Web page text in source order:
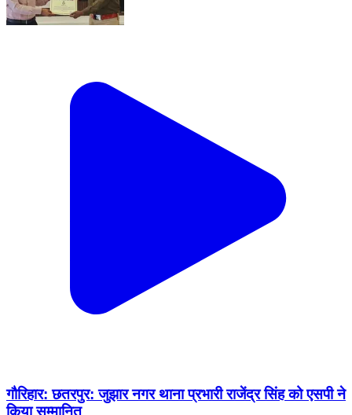
गौरिहार: छतरपुर: जुझार नगर थाना प्रभारी राजेंद्र सिंह को एसपी ने
किया सम्मानित